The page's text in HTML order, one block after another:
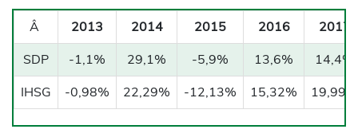
Â 2013 2014 2015 2016
2017
SDP
-1,1% 29,1% -5,9% 13,6%
14,4%
IHSG
-0,98% 22,29% -12,13% 15,32% 19,99%